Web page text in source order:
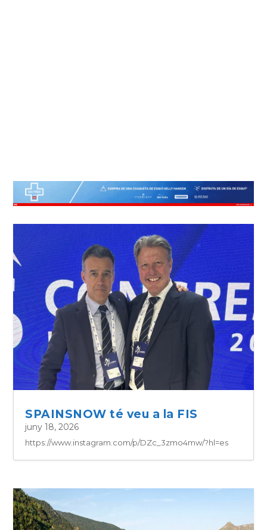
SPAINSNOW té veu a la FIS
juny 18, 2026
https://www.instagram.com/p/DZc_3zmo4mw/?hl=es